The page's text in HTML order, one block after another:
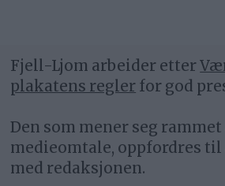
Fjell-Ljom arbeider etter
plakatens regler for god
Den som mener seg
medieomtale, oppfordres
med redaksjonen.